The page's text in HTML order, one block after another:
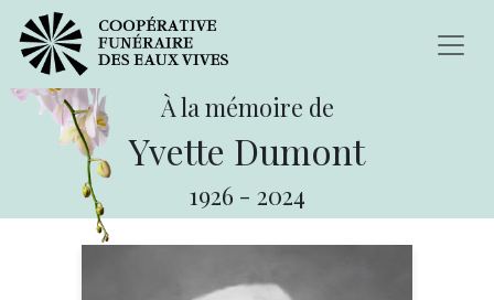
À la mémoire de
Yvette Dumont
1926 - 2024